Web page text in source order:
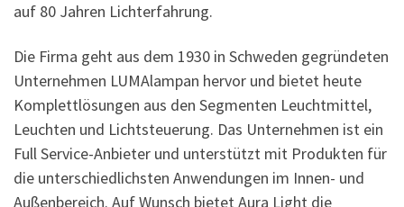
auf 80 Jahren Lichterfahrung.
Die Firma geht aus dem 1930 in Schweden gegründeten
Unternehmen LUMAlampan hervor und bietet heute
Komplettlösungen aus den Segmenten Leuchtmittel,
Leuchten und Lichtsteuerung. Das Unternehmen ist ein
Full Service-Anbieter und unterstützt mit Produkten für
die unterschiedlichsten Anwendungen im Innen- und
Außenbereich. Auf Wunsch bietet Aura Light die